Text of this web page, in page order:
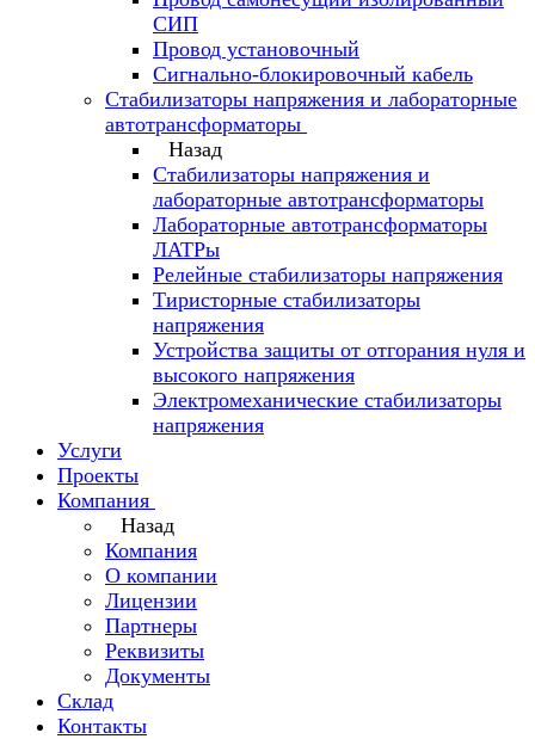
СИП
Провод установочный
Сигнально-блокировочный кабель
Стабилизаторы напряжения и лабораторные
автотрансформаторы
Назад
Стабилизаторы напряжения и
лабораторные автотрансформаторы
Лабораторные автотрансформаторы
ЛАТРы
Релейные стабилизаторы напряжения
Тиристорные стабилизаторы
напряжения
Устройства защиты от отгорания нуля и
высокого напряжения
Электромеханические стабилизаторы
напряжения
Услуги
Проекты
Компания
Назад
Компания
О компании
Лицензии
Партнеры
Реквизиты
Документы
Склад
Контакты